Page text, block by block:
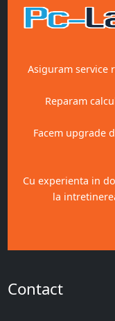
Asiguram service
Reparam
Facem upgrade
Cu experienta in
la
Contact